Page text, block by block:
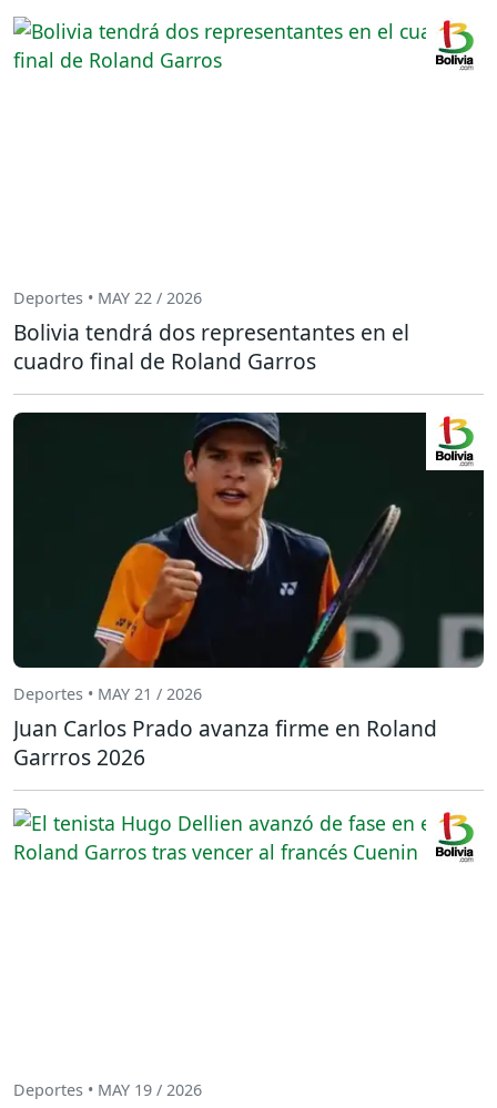
Deportes • MAY 22 / 2026
Bolivia tendrá dos representantes en el
cuadro final de Roland Garros
Deportes • MAY 21 / 2026
Juan Carlos Prado avanza firme en Roland
Garrros 2026
Deportes • MAY 19 / 2026